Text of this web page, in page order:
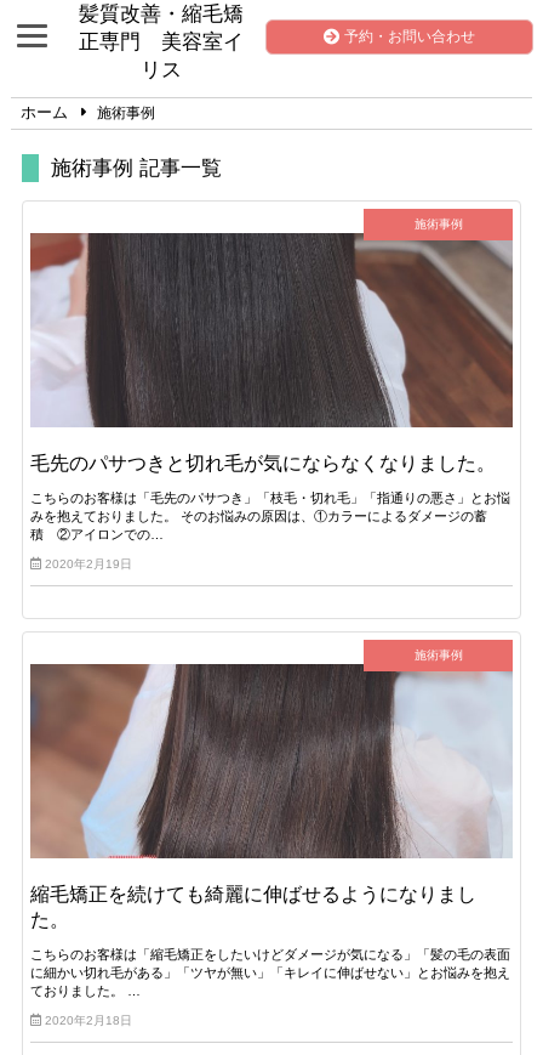
髪質改善・縮毛矯
正専門 美容室イ
リス
予約・お問い合わせ
ホーム 施術事例
施術事例 記事一覧
施術事例
毛先のパサつきと切れ毛が気にならなくなりました。
こちらのお客様は「毛先のパサつき」「枝毛・切れ毛」「指通りの悪さ」とお悩
みを抱えておりました。 そのお悩みの原因は、①カラーによるダメージの蓄
積 ②アイロンでの…
2020年2月19日
施術事例
縮毛矯正を続けても綺麗に伸ばせるようになりまし
た。
こちらのお客様は「縮毛矯正をしたいけどダメージが気になる」「髪の毛の表面
に細かい切れ毛がある」「ツヤが無い」「キレイに伸ばせない」とお悩みを抱え
ておりました。 …
2020年2月18日